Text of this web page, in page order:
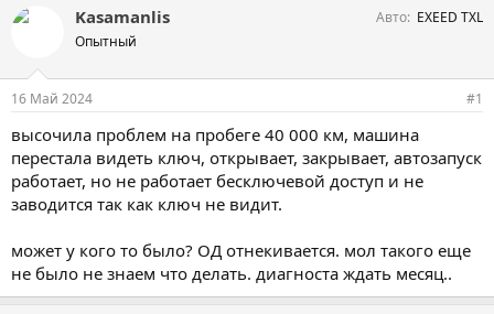
т
т
е
м
ы
т
а
н
а
л
Kasamanlis
Опытный
Авто EXEED TXL
16 Май 2024 #1
высочила проблем на пробеге 40 000 км, машина
перестала видеть ключ, открывает, закрывает, автозапуск
работает, но не работает бесключевой доступ и не
заводится так как ключ не видит.
может у кого то было? ОД отнекивается. мол такого еще
не было не знаем что делать. диагноста ждать месяц..